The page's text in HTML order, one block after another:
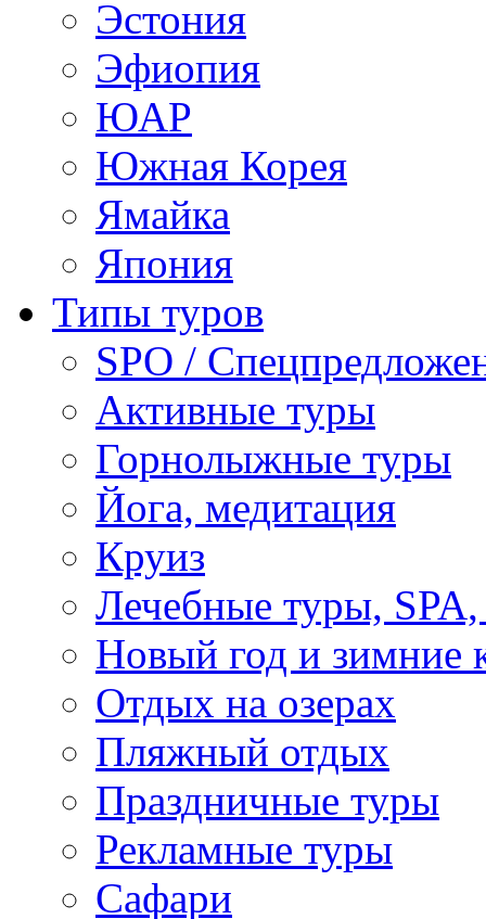
Эстония
Эфиопия
ЮАР
Южная Корея
Ямайка
Япония
Типы туров
SPO /
Активные туры
Горнолыжные туры
Йога, медитация
Круиз
Лечебные туры, SPA,
Новый год и зимние
Отдых на озерах
Пляжный отдых
Праздничные туры
Рекламные туры
Сафари